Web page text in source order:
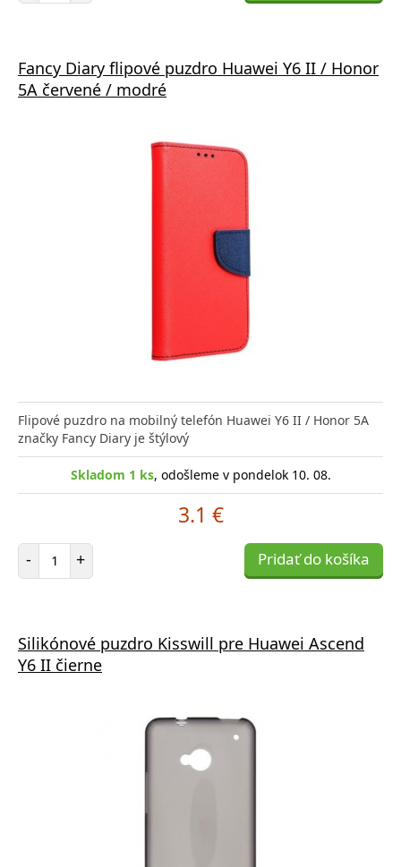
Fancy Diary flipové puzdro Huawei Y6 II / Honor
5A červené / modré
Flipové puzdro na mobilný telefón Huawei Y6 II / Honor 5A
značky Fancy Diary je štýlový
Skladom 1 ks, odošleme v pondelok 10. 08.
3.1 €
- Počet položiek
+ Pridať do košíka
Silikónové puzdro Kisswill pre Huawei Ascend
Y6 II čierne